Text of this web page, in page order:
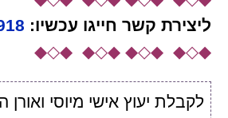
ליצירת קשרחייגו עכשיו:
◆◇◆ ◆◇◆ ◆◇◆ ◆◇◆
לקבלת יעוץ אישי מיוסי